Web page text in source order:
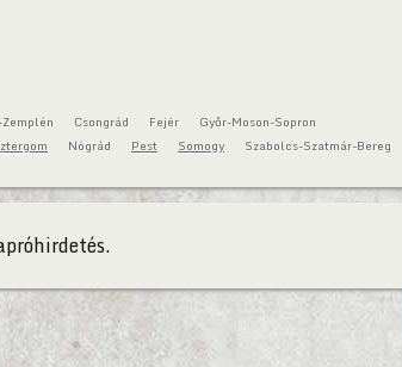
Csongrád Fejér
Győr-Moson-Sopron
Nógrád Pest Somogy
Szabolcs-Szatmár-Bereg